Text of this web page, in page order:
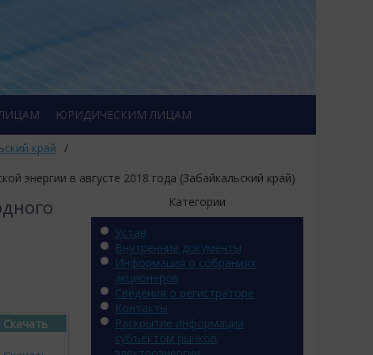
ЮРИДИЧЕСКИМ ЛИЦАМ
край /
энергии в августе 2018 года (Забайкальский край)
Скачать
Категории
Устав
Внутренние документы
Информация о собраниях
акционеров
Сведения о регистраторе
Контакты
Раскрытие информации
субъектом рынков